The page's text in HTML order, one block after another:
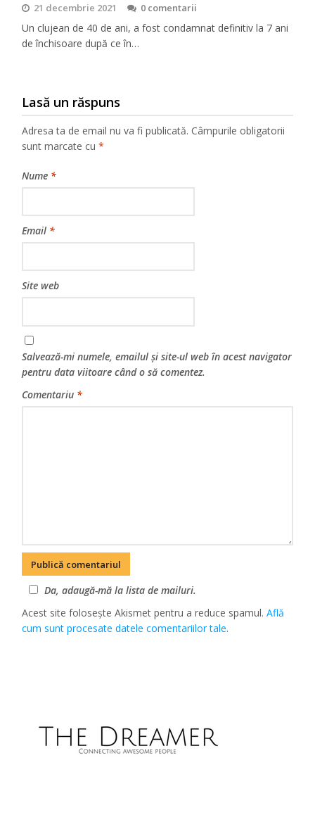
21 decembrie 2021 0 comentarii
Un clujean de 40 de ani, a fost condamnat definitiv la 7 ani
de închisoare după ce în…
Lasă un răspuns
Adresa ta de email nu va fi publicată. Câmpurile obligatorii
sunt marcate cu*
Nume *
Email *
Site web
Salvează-mi numele, emailul și site-ul web în acest navigator
pentru data viitoare când o să comentez.
Comentariu *
Da, adaugă-mă la lista de mailuri.
Acest site folosește Akismet pentru a reduce spamul.Află
cum sunt procesate datele comentariilor tale.